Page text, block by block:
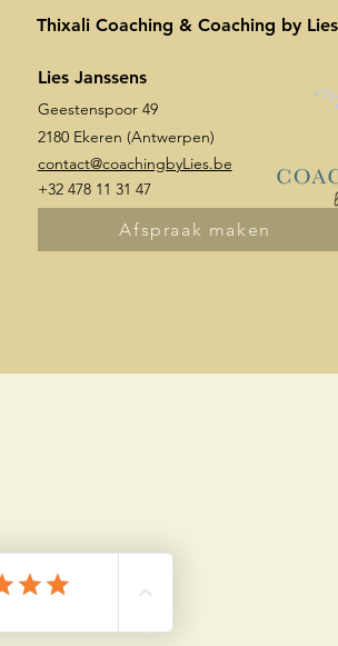
Thixali Coaching & Coaching by Lies
Lies Janssens
Geestenspoor 49
2180 Ekeren (Antwerpen)
contact@coachingbyLies.be
+32 478 11 31 47
Afspraak maken